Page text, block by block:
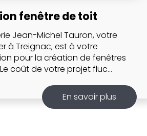
fenêtre de toit
Jean-Michel Tauron, votre
à Treignac, est à votre
pour la création de fenêtres
coût de votre projet fluc...
En savoir plus